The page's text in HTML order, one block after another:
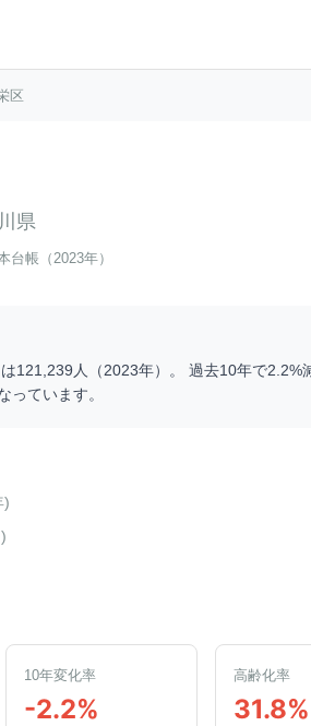
区
県
台帳（2023年）
121,239 人（2023年）。 過去10年で2.2%
っています。
)
)
10年変化率
-2.2%
高齢化率
31.8%